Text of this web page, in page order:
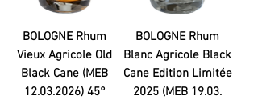
BOLOGNE Rhum
Vieux Agricole Old
Black Cane (MEB
12.03.2026) 45°
BOLOGNE Rhum
Blanc Agricole Black
Cane Edition Limitée
2025 (MEB 19.03.